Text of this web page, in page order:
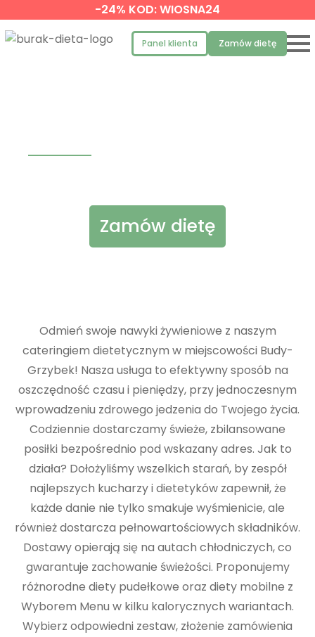
-24% KOD: WIOSNA24
Panel klienta Zamów dietę
Zamów dietę
Odmień swoje nawyki żywieniowe z naszym
cateringiem dietetycznym w miejscowości Budy-
Grzybek! Nasza usługa to efektywny sposób na
oszczędność czasu i pieniędzy, przy jednoczesnym
wprowadzeniu zdrowego jedzenia do Twojego życia.
Codziennie dostarczamy świeże, zbilansowane
posiłki bezpośrednio pod wskazany adres. Jak to
działa? Dołożyliśmy wszelkich starań, by zespół
najlepszych kucharzy i dietetyków zapewnił, że
każde danie nie tylko smakuje wyśmienicie, ale
również dostarcza pełnowartościowych składników.
Dostawy opierają się na autach chłodniczych, co
gwarantuje zachowanie świeżości. Proponujemy
różnorodne diety pudełkowe oraz diety mobilne z
Wyborem Menu w kilku kalorycznych wariantach.
Wybierz odpowiedni zestaw, złożenie zamówienia